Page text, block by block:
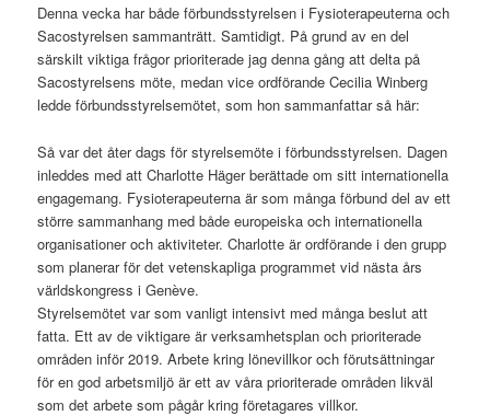
Denna vecka har både förbundsstyrelsen i Fysioterapeuterna och
Sacostyrelsen sammanträtt. Samtidigt. På grund av en del
särskilt viktiga frågor prioriterade jag denna gång att delta på
Sacostyrelsens möte, medan vice ordförande Cecilia Winberg
ledde förbundsstyrelsemötet, som hon sammanfattar så här:
Så var det åter dags för styrelsemöte i förbundsstyrelsen. Dagen
inleddes med att Charlotte Häger berättade om sitt internationella
engagemang. Fysioterapeuterna är som många förbund del av ett
större sammanhang med både europeiska och internationella
organisationer och aktiviteter. Charlotte är ordförande i den grupp
som planerar för det vetenskapliga programmet vid nästa års
världskongress i Genève.
Styrelsemötet var som vanligt intensivt med många beslut att
fatta. Ett av de viktigare är verksamhetsplan och prioriterade
områden inför 2019. Arbete kring lönevillkor och förutsättningar
för en god arbetsmiljö är ett av våra prioriterade områden likväl
som det arbete som pågår kring företagares villkor.